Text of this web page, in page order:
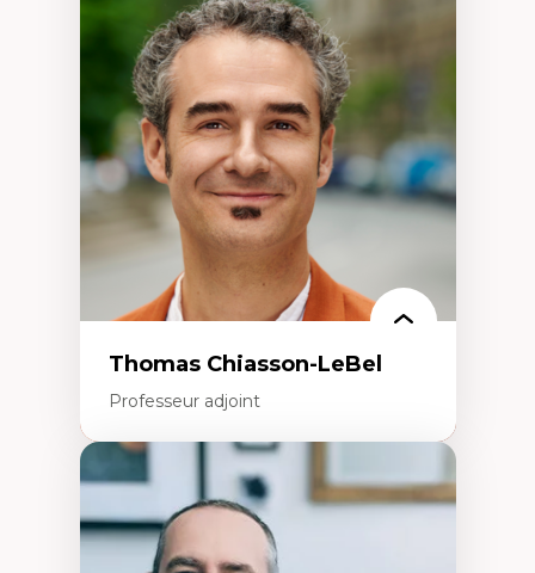
Économie circulaire
Modèles d’affaires durables
Histoire des faits économiques
Gestion durable des ressources naturelles
Écologie industrielle
Aménagement durable du territoire
Développement régional
Coopératives
Télétravail en milieu rural francophone
Transition socio-écologique
Thomas Chiasson-LeBel
Professeur adjoint
Expertises
Théories du développement
Économie politique comparée
Élites économiques